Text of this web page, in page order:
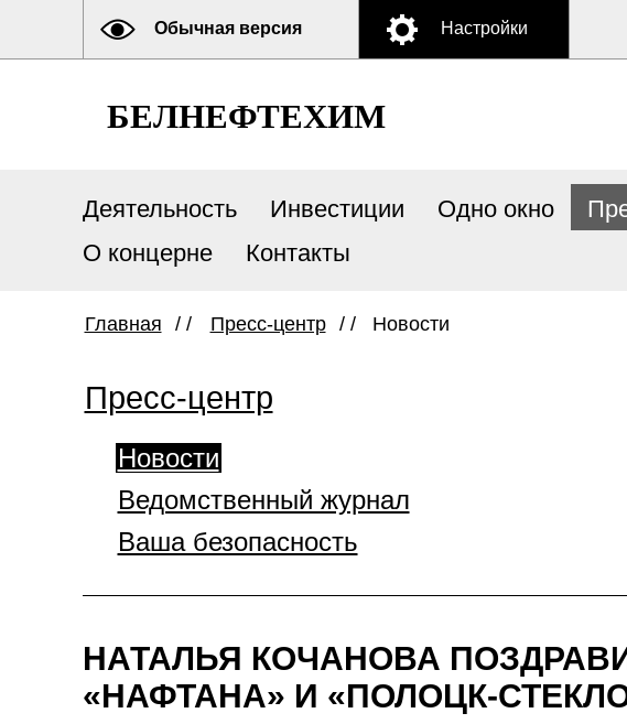
Обычная версия Настройки
БЕЛНЕФТЕХИМ
Деятельность Инвестиции Одно окно
О концерне
Контакты
Главная / / Пресс-центр / / Новости
Пресс-центр
Новости
Ведомственный журнал
Ваша безопасность
НАТАЛЬЯ КОЧАНОВА
«НАФТАНА» И «ПОЛОЦК-